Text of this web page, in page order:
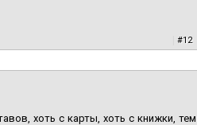
#12
хоть с карты, хоть с книжки, тем